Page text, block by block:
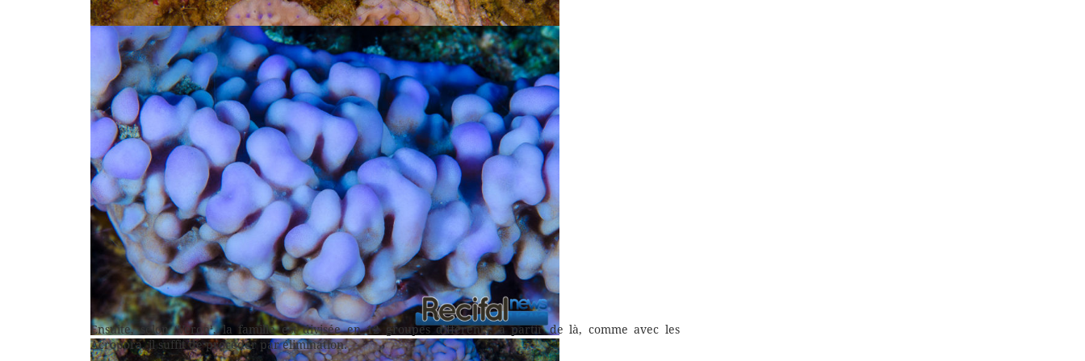
radiales évidentes. C’est une espèce très populaire en ce moment.
Montipora cebuensis fait partie du groupe des espèces laminaires produisant des crêtes
radiales évidentes. C’est une espèce très populaire en ce moment.
Ensuite, selon ‘Veron’, la famille est divisée en 12 groupes différents, à partir de là, comme avec les
Acropora, il suffit de procéder par élimination.